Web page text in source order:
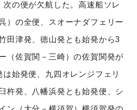
次の便が欠航した。高速船ソレ
）の全便、スオーナダフェリー
田津発、徳山発とも始発から3
（佐賀関－三崎）の佐賀関発が
始発便、九四オレンジフェリ
杵発、八幡浜発とも始発便、シ